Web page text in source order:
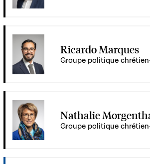
Ricardo Marques
Groupe politique
Nathalie
Groupe politique